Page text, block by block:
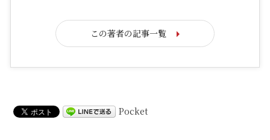
この著者の記事一覧
Pocket